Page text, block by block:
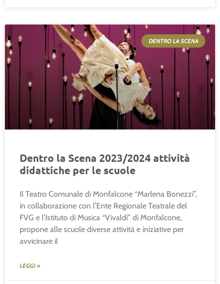
DENTRO LA SCENA
Dentro la Scena 2023/2024 attività
didattiche per le scuole
Il Teatro Comunale di Monfalcone “Marlena Bonezzi”,
in collaborazione con l’Ente Regionale Teatrale del
FVG e l’Istituto di Musica “Vivaldi” di Monfalcone,
propone alle scuole diverse attività e iniziative per
avvicinare il
LEGGI »